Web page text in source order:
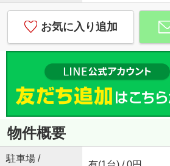
お気に入り追加
物件概要
駐車場 /